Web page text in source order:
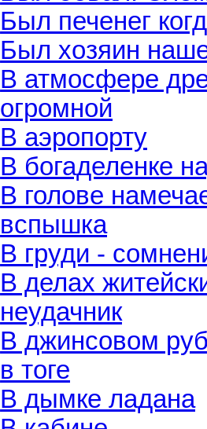
Был печенег
Был хозяин
В атмосфере
огромной
В аэропорту
В богаделенке
В голове
вспышка
В груди -
В делах
неудачник
В джинсовом
в тоге
В дымке ладана